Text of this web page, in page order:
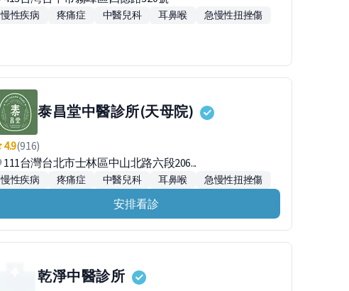
慢性疾病 疼痛症 中醫兒科 耳鼻喉 急慢性扭挫傷
泰昌堂中醫診所(天母院)
4.9(916)
111台灣台北市士林區中山北路六段206...
慢性疾病 疼痛症 中醫兒科 耳鼻喉 急慢性扭挫傷
安排看診
乾淨中醫診所